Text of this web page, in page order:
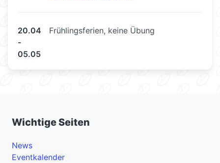
20.04
-
05.05
Frühlingsferien, keine Übung
Wichtige Seiten
News
Eventkalender